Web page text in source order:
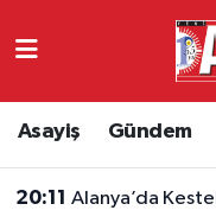
Asayiş Gündem
20:11 Alanya’da Kestel
Ekonomi
Antalya